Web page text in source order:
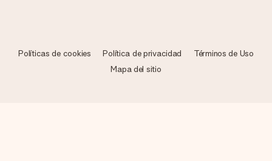
Políticas de cookies Política de privacidad
Términos de Uso
Mapa del sitio